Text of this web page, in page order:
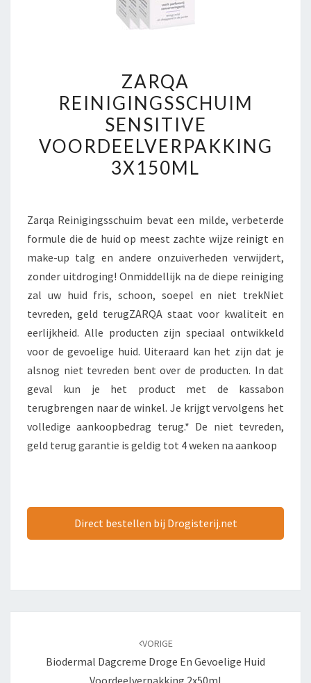
REINIGINGSSCHUIM
SENSITIVE
VOORDEELVERPAKKING
3X150ML
ZARQA
REINIGINGSSCHUIM
SENSITIVE
VOORDEELVERPAKKING
3X150ML
Zarqa Reinigingsschuim bevat een milde, verbeterde
formule die de huid op meest zachte wijze reinigt en
make-up talg en andere onzuiverheden verwijdert,
zonder uitdroging! Onmiddellijk na de diepe reiniging
zal uw huid fris, schoon, soepel en niet trekNiet
tevreden, geld terugZARQA staat voor kwaliteit en
eerlijkheid. Alle producten zijn speciaal ontwikkeld
voor de gevoelige huid. Uiteraard kan het zijn dat je
alsnog niet tevreden bent over de producten. In dat
geval kun je het product met de kassabon
terugbrengen naar de winkel. Je krijgt vervolgens het
volledige aankoopbedrag terug.* De niet tevreden,
geld terug garantie is geldig tot 4 weken na aankoop
Direct bestellen bij Drogisterij.net
VORIGE
Biodermal Dagcreme Droge En Gevoelige Huid
Voordeelverpakking 2x50ml